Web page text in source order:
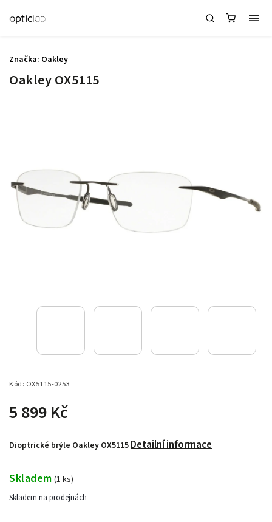
Oakley OX5115
Kód: OX5115-0253
5 899 Kč
Dioptrické brýle Oakley OX5115 Detailní informace
Značka: Oakley
Skladem (1 ks)
Skladem na prodejnách